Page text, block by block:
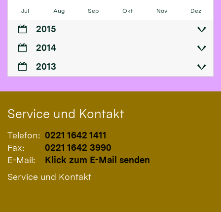
Jul Aug Sep Okt Nov Dez
2015
2014
2013
Service und Kontakt
Telefon: 0221 1642 1411
Fax:
0221 1642 3990
E-Mail:
Klick zum E-Mail senden
Service und Kontakt